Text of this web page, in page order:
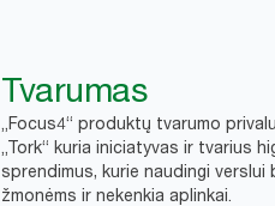
Tvarumas
„Focus4“ produktų tvarumo
„Tork“ kuria iniciatyvas ir tvarius
sprendimus, kurie naudingi verslui
žmonėms ir nekenkia aplinkai.